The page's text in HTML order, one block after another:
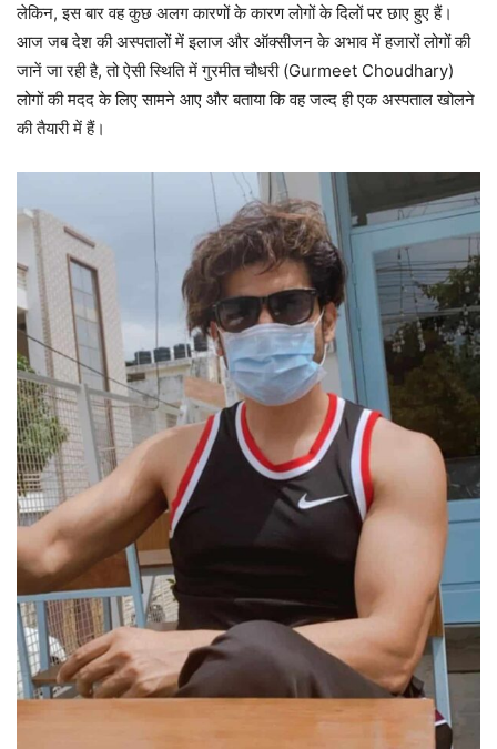
लेकिन, इस बार वह कुछ अलग कारणों के कारण लोगों के दिलों पर छाए हुए हैं।
आज जब देश की अस्पतालों में इलाज और ऑक्सीजन के अभाव में हजारों लोगों की
जानें जा रही है, तो ऐसी स्थिति में गुरमीत चौधरी (Gurmeet Choudhary)
लोगों की मदद के लिए सामने आए और बताया कि वह जल्द ही एक अस्पताल खोलने
की तैयारी में हैं।